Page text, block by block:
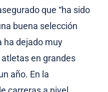
que “ha sido
buena selección
ha dejado muy
en grandes
año. En la